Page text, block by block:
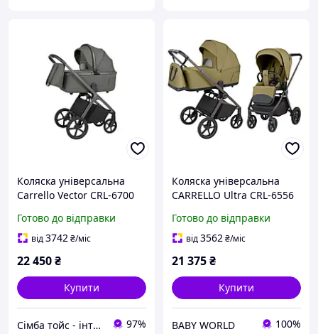
Коляска універсальна
Carrello Vector CRL-6700
Готово до відправки
від3742₴/міс
22 450₴
Купити
Сімба тойс - інтернет магазин дитячих іграшок 97%
Коляска універсальна
CARRELLO Ultra CRL-6556
Готово до відправки
від3562₴/міс
21 375₴
Купити
BABY WORLD 100%